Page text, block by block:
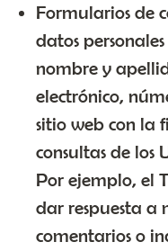
Formularios de
datos
nombre y
electrónico,
sitio web con la
consultas de los
Por ejemplo, el
dar respuesta a
comentarios o